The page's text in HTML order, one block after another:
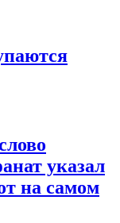
указал
на самом